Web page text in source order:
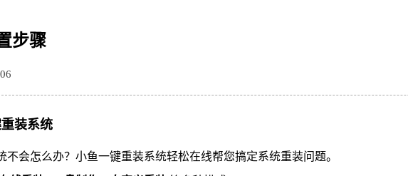
步骤
装系统
不会怎么办？小鱼一键重装系统轻松在线帮您搞定系统重装问题。